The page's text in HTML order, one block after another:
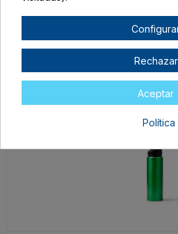
Rechazar
Aceptar